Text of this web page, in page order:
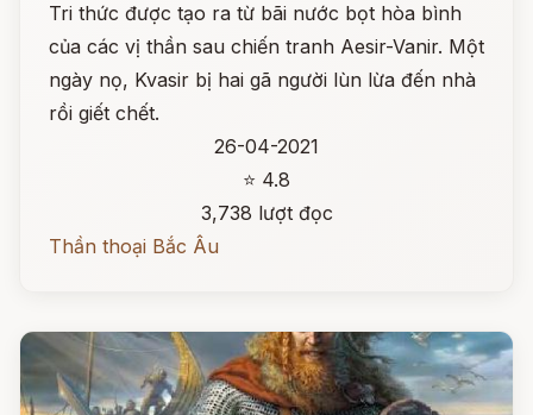
Tri thức được tạo ra từ bãi nước bọt hòa bình
của các vị thần sau chiến tranh Aesir-Vanir. Một
ngày nọ, Kvasir bị hai gã người lùn lừa đến nhà
rồi giết chết.
26-04-2021
⭐ 4.8
3,738 lượt đọc
Thần thoại Bắc Âu